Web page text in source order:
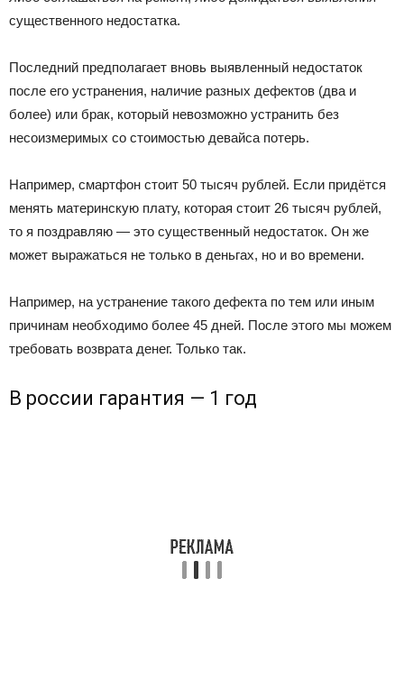
существенного недостатка.
Последний предполагает вновь выявленный недостаток
после его устранения, наличие разных дефектов (два и
более) или брак, который невозможно устранить без
несоизмеримых со стоимостью девайса потерь.
Например, смартфон стоит 50 тысяч рублей. Если придётся
менять материнскую плату, которая стоит 26 тысяч рублей,
то я поздравляю — это существенный недостаток. Он же
может выражаться не только в деньгах, но и во времени.
Например, на устранение такого дефекта по тем или иным
причинам необходимо более 45 дней. После этого мы можем
требовать возврата денег. Только так.
В россии гарантия — 1 год